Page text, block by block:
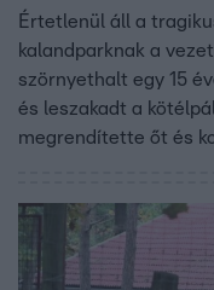
Értetlenül áll a
kalandparknak a
szörnyethalt egy 15
és leszakadt a
megrendítette őt és
rendben találtak.